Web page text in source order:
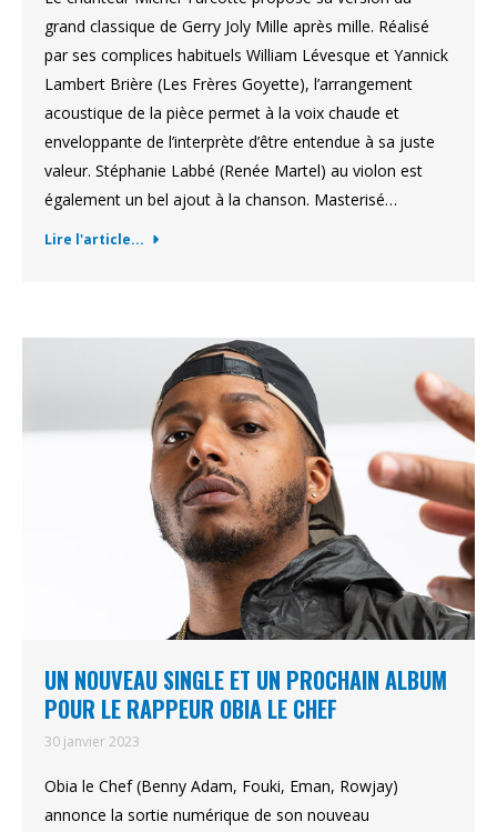
grand classique de Gerry Joly Mille après mille. Réalisé
par ses complices habituels William Lévesque et Yannick
Lambert Brière (Les Frères Goyette), l’arrangement
acoustique de la pièce permet à la voix chaude et
enveloppante de l’interprète d’être entendue à sa juste
valeur. Stéphanie Labbé (Renée Martel) au violon est
également un bel ajout à la chanson. Masterisé…
Lire l'article...
UN NOUVEAU SINGLE ET UN PROCHAIN ALBUM
POUR LE RAPPEUR OBIA LE CHEF
30 janvier 2023
Obia le Chef (Benny Adam, Fouki, Eman, Rowjay)
annonce la sortie numérique de son nouveau